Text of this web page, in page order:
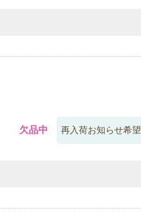
欠品中 再入荷お知らせ希望